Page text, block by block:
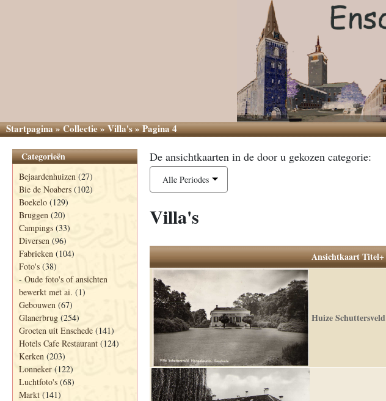
Startpagina»Collectie»Villa's»Pagina 4
Categorieën
Bejaardenhuizen (27)
Bie de Noabers (102)
Boekelo (129)
Bruggen (20)
Campings (33)
Diversen (96)
Fabrieken (104)
Foto's (38)
- Oude foto's of ansichten
bewerkt met ai. (1)
Gebouwen (67)
Glanerbrug (254)
Groeten uit Enschede (141)
Hotels Cafe Restaurant (124)
Kerken (203)
Lonneker (122)
Luchtfoto's (68)
Markt (141)
De ansichtkaarten in de door u gekozen categorie:
Alle Periodes
Villa's
Ansichtkaart Titel+
Huize Schuttersveld